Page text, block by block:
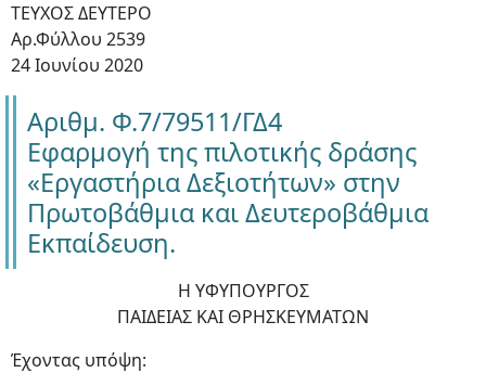
ΤΕΥΧΟΣ ΔΕΥΤΕΡΟ
Αρ.Φύλλου 2539
24 Ιουνίου 2020
Αριθμ. Φ.7/79511/ΓΔ4
Εφαρμογή της πιλοτικής δράσης
«Εργαστήρια Δεξιοτήτων» στην
Πρωτοβάθμια και Δευτεροβάθμια
Εκπαίδευση.
Η ΥΦΥΠΟΥΡΓΟΣ
ΠΑΙΔΕΙΑΣ ΚΑΙ ΘΡΗΣΚΕΥΜΑΤΩΝ
Έχοντας υπόψη: